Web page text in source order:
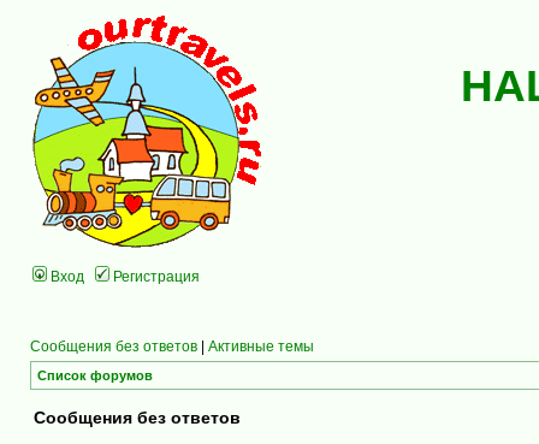
Вход Регистрация
Сообщения без ответов | Активные темы
Список форумов
Сообщения без ответов